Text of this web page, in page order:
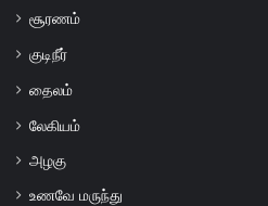
சூரணம்
குடிநீர்
தைலம்
லேகியம்
அழகு
உணவே மருந்து